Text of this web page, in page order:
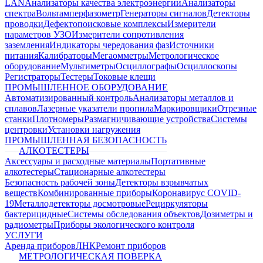
LANАнализаторы качества электроэнергииАнализаторы
спектраВольтамперфазометрГенераторы сигналовДетекторы
проводкиДефектопоисковые комплексыИзмерители
параметров УЗОИзмерители сопротивления
заземленияИндикаторы чередования фазИсточники
питанияКалибраторыМегаомметрыМетрологическое
оборудованиеМультиметрыОсциллографыОсциллоскопы
РегистраторыТестерыТоковые клещи
ПРОМЫШЛЕННОЕ ОБОРУДОВАНИЕ
Автоматизированный контрольАнализаторы металлов и
сплавовЛазерные указатели пропилаМаркировщикиОтрезные
станкиПлотномерыРазмагничивающие устройстваСистемы
центровкиУстановки нагружения
ПРОМЫШЛЕННАЯ БЕЗОПАСНОСТЬ
АЛКОТЕСТЕРЫ
Аксессуары и расходные материалыПортативные
алкотестерыСтационарные алкотестеры
Безопасность рабочей зоныДетекторы взрывчатых
веществКомбинированные приборыКоронавирус COVID-
19Металлодетекторы досмотровыеРециркуляторы
бактерицидныеСистемы обследования объектовДозиметры и
радиометрыПриборы экологического контроля
УСЛУГИ
Аренда приборовЛНКРемонт приборов
МЕТРОЛОГИЧЕСКАЯ ПОВЕРКА